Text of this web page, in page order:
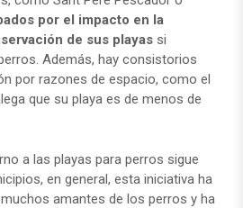
por el impacto en la
de sus playas si
Además, hay consistorios
por razones de espacio, como el
que su playa es de menos de
a las playas para perros sigue
en general, esta iniciativa ha
amantes de los perros y ha